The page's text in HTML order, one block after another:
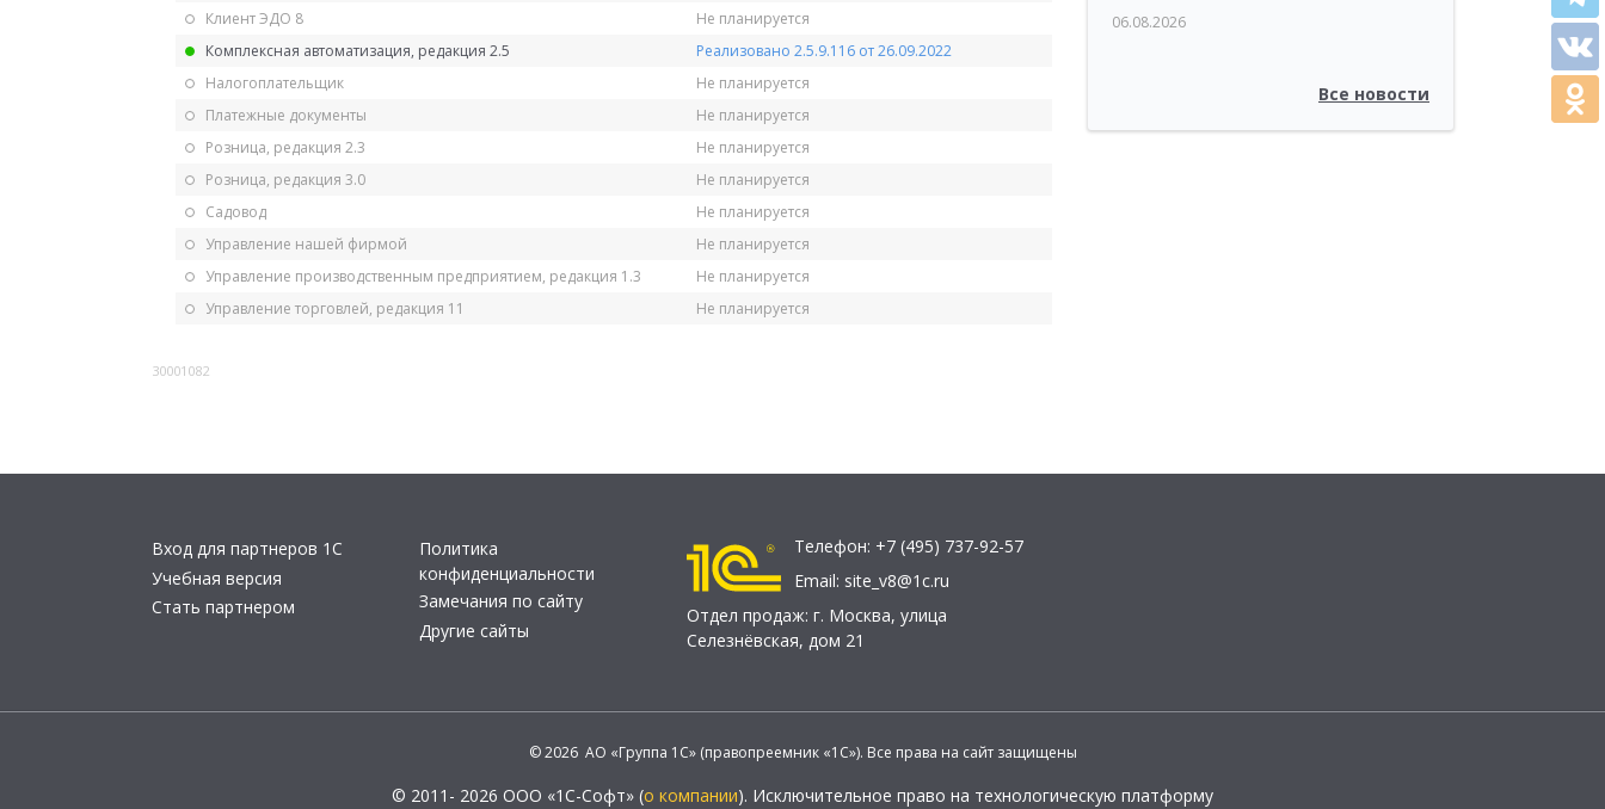
Клиент ЭДО 8
Не планируется
Комплексная автоматизация, редакция 2.5
Реализовано 2.5.9.116 от 26.09.2022
Налогоплательщик
Не планируется
Платежные документы
Не планируется
Розница, редакция 2.3
Не планируется
Розница, редакция 3.0
Не планируется
Садовод
Не планируется
Управление нашей фирмой
Не планируется
Управление производственным предприятием, редакция 1.3
Не планируется
Управление торговлей, редакция 11
Не планируется
30001082
06.08.2026
Все новости
Вход для партнеров 1С
Учебная версия
Стать партнером
Политика
конфиденциальности
Замечания по сайту
Другие сайты
Телефон: +7 (495) 737-92-57
Email: site_v8@1c.ru
Отдел продаж: г. Москва, улица
Селезнёвская, дом 21
© 2026 АО «Группа 1С» (правопреемник «1С»). Все права на сайт защищены
© 2011- 2026 ООО «1С-Софт» (о компании). Исключительное право на технологическую платформу